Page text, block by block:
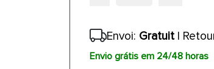
Envoi: Gratuit|
Envio grátis em 24/48 horas